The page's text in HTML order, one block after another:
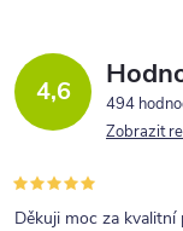
4,6
494
Zobrazit
Děkuji moc za kvalitní